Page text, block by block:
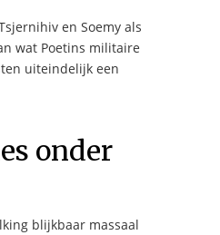
en Soemy als
wat Poetins militaire
uiteindelijk een
onder
blijkbaar massaal